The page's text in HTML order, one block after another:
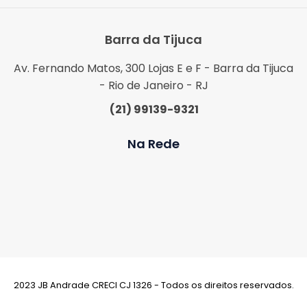
Barra da Tijuca
Av. Fernando Matos, 300 Lojas E e F - Barra da Tijuca
- Rio de Janeiro - RJ
(21) 99139-9321
Na Rede
2023 JB Andrade CRECI CJ 1326 - Todos os direitos reservados.